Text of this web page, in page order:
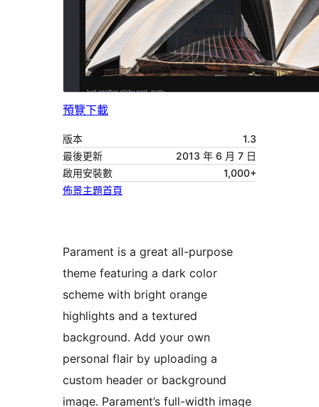
預覽下載
版本
1.3
最後更新
2013 年 6 月 7 日
啟用安裝數
1,000+
佈景主題首頁
Parament is a great all-purpose
theme featuring a dark color
scheme with bright orange
highlights and a textured
background. Add your own
personal flair by uploading a
custom header or background
image. Parament’s full-width image